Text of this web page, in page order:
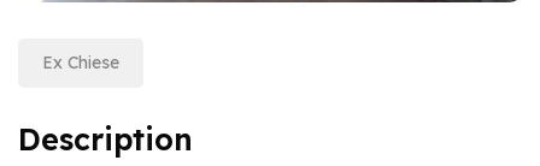
Ex Chiese
Description